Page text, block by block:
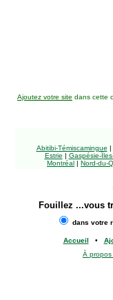
Ajoutez votre site dans cette
Abitibi-Témiscamingue |
Estrie | Gaspésie-
Montréal | Nord-du-
Fouillez ...vous
dans votre
Accueil •
À propos